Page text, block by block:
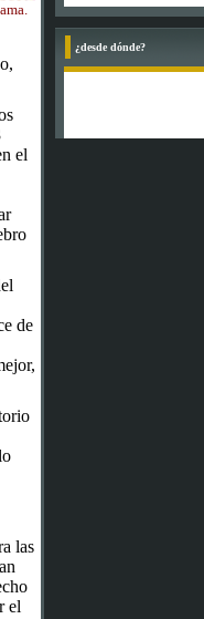
el
de
las
el
¿desde dónde?